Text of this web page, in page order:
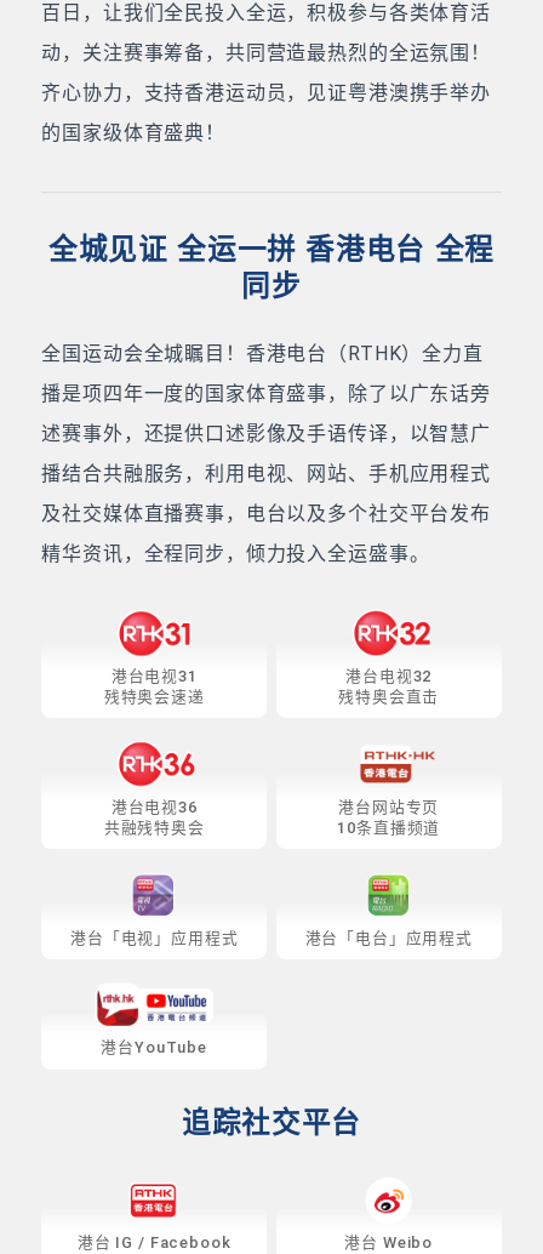
百日，让我们全民投入全运，积极参与各类体育活
动，关注赛事筹备，共同营造最热烈的全运氛围！
齐心协力，支持香港运动员，见证粤港澳携手举办
的国家级体育盛典！
全城见证 全运一拼 香港电台 全程
同步
全国运动会全城瞩目！香港电台（RTHK）全力直
播是项四年一度的国家体育盛事，除了以广东话旁
述赛事外，还提供口述影像及手语传译，以智慧广
播结合共融服务，利用电视、网站、手机应用程式
及社交媒体直播赛事，电台以及多个社交平台发布
精华资讯，全程同步，倾力投入全运盛事。
港台电视31
残特奥会速递
港台电视32
残特奥会直击
港台电视36
共融残特奥会
港台网站专页
10条直播频道
港台「电视」应用程式 港台「电台」应用程式
港台YouTube
追踪社交平台
港台 IG / Facebook 港台 Weibo